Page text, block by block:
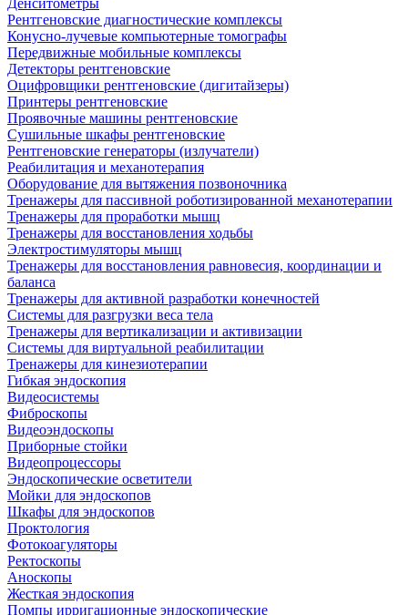
Денситометры
Рентгеновские диагностические комплексы
Конусно-лучевые компьютерные томографы
Передвижные мобильные комплексы
Детекторы рентгеновские
Оцифровщики рентгеновские (дигитайзеры)
Принтеры рентгеновские
Проявочные машины рентгеновские
Сушильные шкафы рентгеновские
Рентгеновские генераторы (излучатели)
Реабилитация и механотерапия
Оборудование для вытяжения позвоночника
Тренажеры для пассивной роботизированной механотерапии
Тренажеры для проработки мышц
Тренажеры для восстановления ходьбы
Электростимуляторы мышц
Тренажеры для восстановления равновесия, координации и
баланса
Тренажеры для активной разработки конечностей
Системы для разгрузки веса тела
Тренажеры для вертикализации и активизации
Системы для виртуальной реабилитации
Тренажеры для кинезиотерапии
Гибкая эндоскопия
Видеосистемы
Фиброскопы
Видеоэндоскопы
Приборные стойки
Видеопроцессоры
Эндоскопические осветители
Мойки для эндоскопов
Шкафы для эндоскопов
Проктология
Фотокоагуляторы
Ректоскопы
Аноскопы
Жесткая эндоскопия
Помпы ирригационные эндоскопические